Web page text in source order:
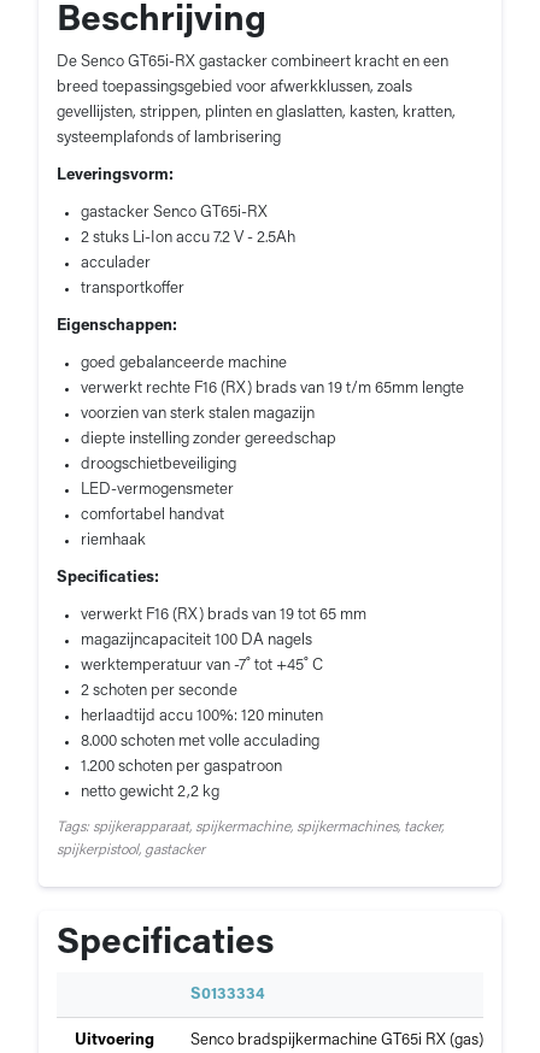
Beschrijving
De Senco GT65i-RX gastacker combineert kracht en een
breed toepassingsgebied voor afwerkklussen, zoals
gevellijsten, strippen, plinten en glaslatten, kasten, kratten,
systeemplafonds of lambrisering
Leveringsvorm:
gastacker Senco GT65i-RX
2 stuks Li-Ion accu 7.2 V - 2.5Ah
acculader
transportkoffer
Eigenschappen:
goed gebalanceerde machine
verwerkt rechte F16 (RX) brads van 19 t/m 65mm lengte
voorzien van sterk stalen magazijn
diepte instelling zonder gereedschap
droogschietbeveiliging
LED-vermogensmeter
comfortabel handvat
riemhaak
Specificaties:
verwerkt F16 (RX) brads van 19 tot 65 mm
magazijncapaciteit 100 DA nagels
werktemperatuur van -7˚ tot +45˚ C
2 schoten per seconde
herlaadtijd accu 100%: 120 minuten
8.000 schoten met volle acculading
1.200 schoten per gaspatroon
netto gewicht 2,2 kg
Tags: spijkerapparaat, spijkermachine, spijkermachines, tacker,
spijkerpistool, gastacker
Specificaties
p
e
S0133334
Uitvoering Senco bradspijkermachine GT65i RX (gas), recht